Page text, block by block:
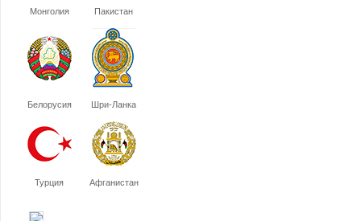
Монголия Пакистан
Белорусия Шри-Ланка
Турция Афганистан